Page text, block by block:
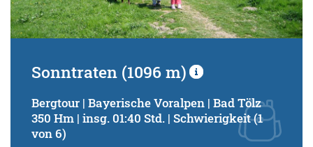
Sonntraten (1096 m)
Bergtour | Bayerische Voralpen | Bad Tölz
350 Hm | insg. 01:40 Std. | Schwierigkeit (1
von 6)